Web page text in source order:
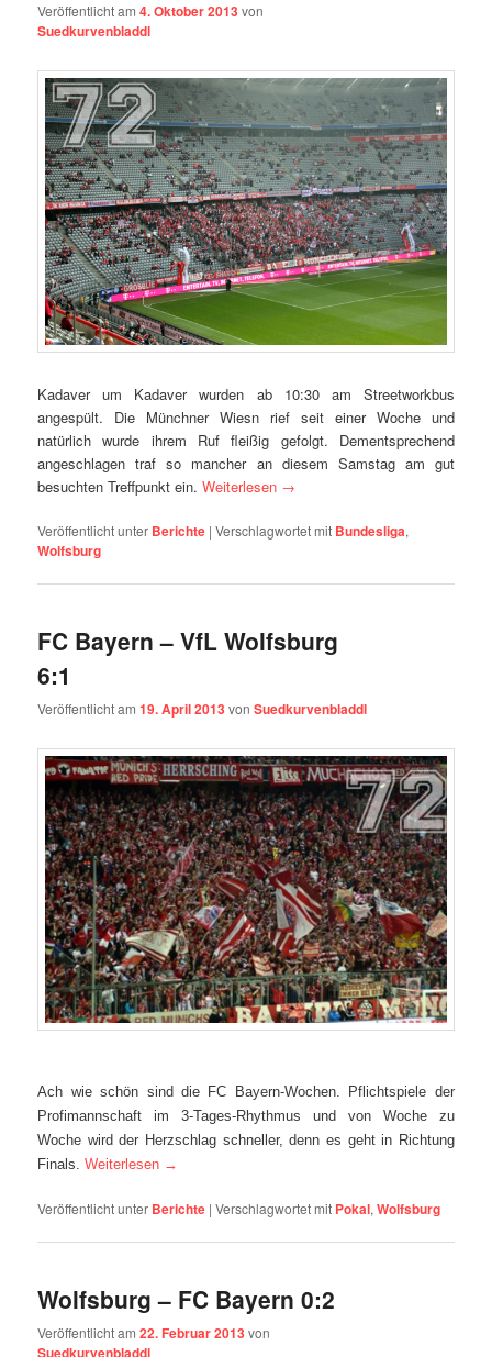
Veröffentlicht am4. Oktober 2013von
Suedkurvenbladdl
Kadaver um Kadaver wurden ab 10:30 am Streetworkbus
angespült. Die Münchner Wiesn rief seit einer Woche und
natürlich wurde ihrem Ruf fleißig gefolgt. Dementsprechend
angeschlagen traf so mancher an diesem Samstag am gut
besuchten Treffpunkt ein.Weiterlesen →
Veröffentlicht unter Berichte |Verschlagwortet mit Bundesliga,
Wolfsburg
FC Bayern – VfL Wolfsburg
6:1
Veröffentlicht am19. April 2013vonSuedkurvenbladdl
Ach wie schön sind die FC Bayern-Wochen. Pflichtspiele der
Profimannschaft im 3-Tages-Rhythmus und von Woche zu
Woche wird der Herzschlag schneller, denn es geht in Richtung
Finals.Weiterlesen →
Veröffentlicht unter Berichte |Verschlagwortet mit Pokal,Wolfsburg
Wolfsburg – FC Bayern 0:2
Veröffentlicht am22. Februar 2013von
Suedkurvenbladdl